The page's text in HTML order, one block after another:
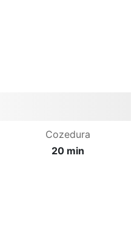
Cozedura
20 min